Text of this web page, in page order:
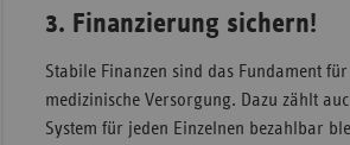
3. Finanzierung sichern!
Stabile Finanzen sind das Fundament
medizinische Versorgung. Dazu zählt
System für jeden Einzelnen bezahlbar